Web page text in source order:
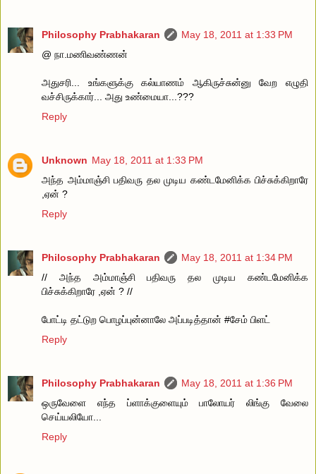
Philosophy Prabhakaran
May 18, 2011 at 1:33 PM
@ நா.மணிவண்ணன்
அதுசரி... உங்களுக்கு கல்யாணம் ஆகிருச்சுன்னு வேற எழுதி
வச்சிருக்கார்... அது உண்மையா...???
Reply
Unknown May 18, 2011 at 1:33 PM
அந்த அம்மாஞ்சி பதிவரு தல முடிய கண்டமேனிக்க பிச்சுக்கிறாரே
,ஏன் ?
Reply
Philosophy Prabhakaran
May 18, 2011 at 1:34 PM
// அந்த அம்மாஞ்சி பதிவரு தல முடிய கண்டமேனிக்க
பிச்சுக்கிறாரே ,ஏன் ? //
போட்டி தட்டுற பொழப்புன்னாலே அப்படித்தான் #சேம் பிளட்
Reply
Philosophy Prabhakaran
May 18, 2011 at 1:36 PM
ஒருவேளை எந்த ப்ளாக்குளையும் பாலோயர் லிங்கு வேலை
செய்யலியோ...
Reply